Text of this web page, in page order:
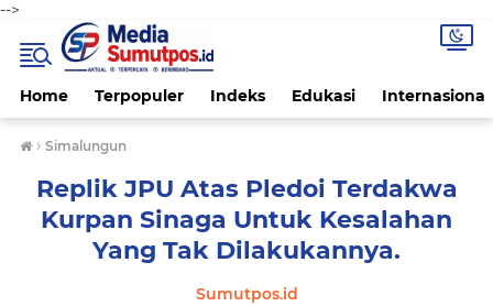
-->
Home Terpopuler Indeks Edukasi Internasional
› Simalungun
Replik JPU Atas Pledoi Terdakwa
Kurpan Sinaga Untuk Kesalahan
Yang Tak Dilakukannya.
Sumutpos.id